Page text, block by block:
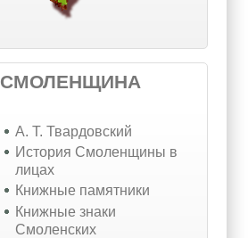
СМОЛЕНЩИНА
А. Т. Твардовский
История Смоленщины в
лицах
Книжные памятники
Книжные знаки
Смоленских